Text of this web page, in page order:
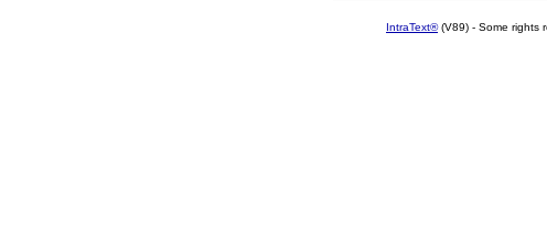
IntraText®(V89) - Some rights